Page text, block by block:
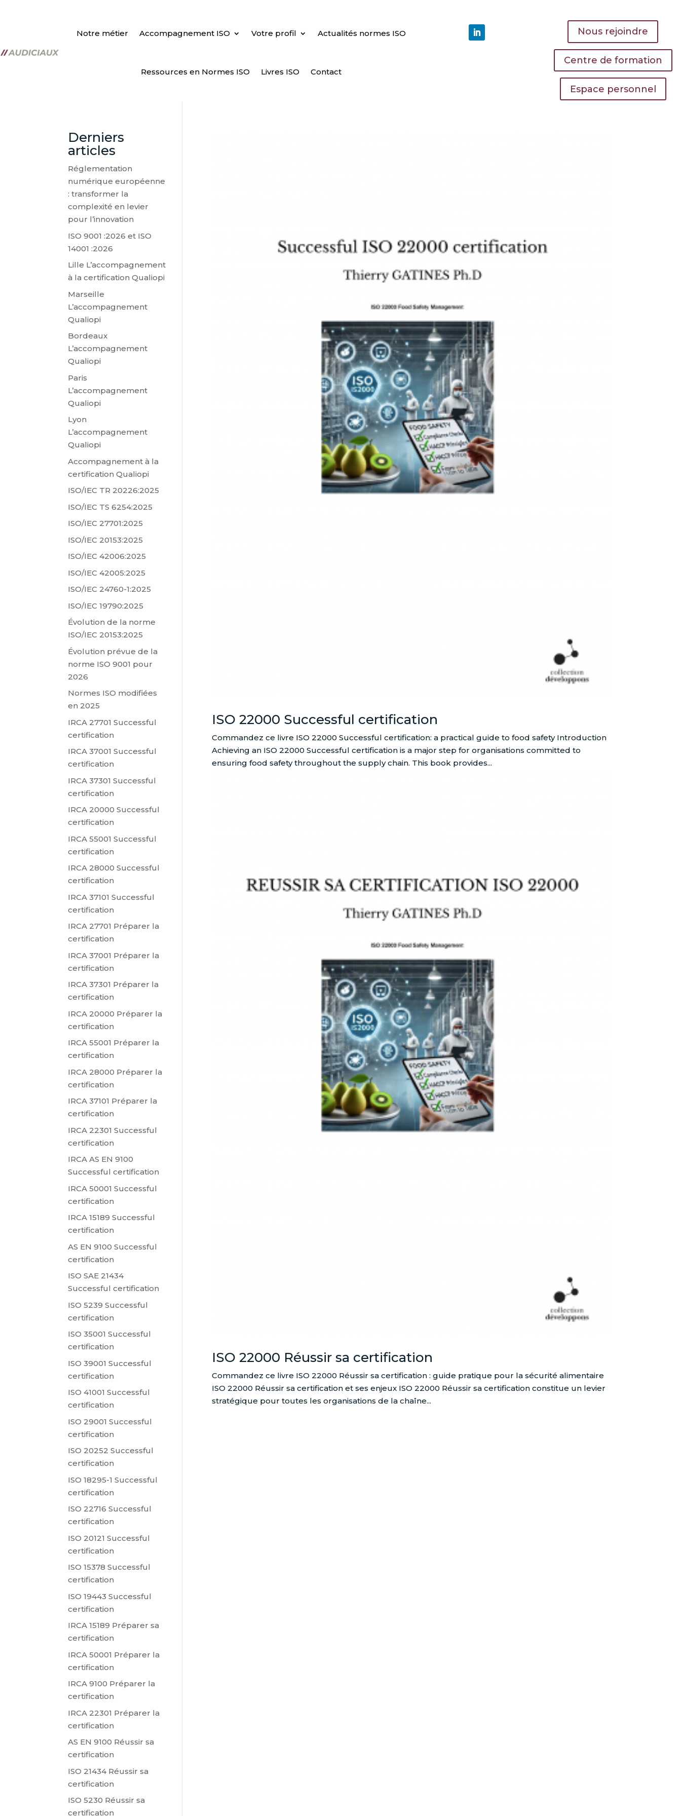
Notre métier Accompagnement ISO Votre profil Actualités normes ISO
Ressources en Normes ISO Livres ISO Contact
Nous rejoindre
Centre de formation
Espace personnel
ISO 22000 Successful certification
Commandez ce livre ISO 22000 Successful certification: a practical guide to food safety Introduction
Achieving an ISO 22000 Successful certification is a major step for organisations committed to
ensuring food safety throughout the supply chain. This book provides...
ISO 22000 Réussir sa certification
Commandez ce livre ISO 22000 Réussir sa certification : guide pratique pour la sécurité alimentaire
ISO 22000 Réussir sa certification et ses enjeux ISO 22000 Réussir sa certification constitue un levier
stratégique pour toutes les organisations de la chaîne...
Derniers
articles
Réglementation
numérique européenne
: transformer la
complexité en levier
pour l’innovation
ISO 9001 :2026 et ISO
14001 :2026
Lille L’accompagnement
à la certification Qualiopi
Marseille
L’accompagnement
Qualiopi
Bordeaux
L’accompagnement
Qualiopi
Paris
L’accompagnement
Qualiopi
Lyon
L’accompagnement
Qualiopi
Accompagnement à la
certification Qualiopi
ISO/IEC TR 20226:2025
ISO/IEC TS 6254:2025
ISO/IEC 27701:2025
ISO/IEC 20153:2025
ISO/IEC 42006:2025
ISO/IEC 42005:2025
ISO/IEC 24760-1:2025
ISO/IEC 19790:2025
Évolution de la norme
ISO/IEC 20153:2025
Évolution prévue de la
norme ISO 9001 pour
2026
Normes ISO modifiées
en 2025
IRCA 27701 Successful
certification
IRCA 37001 Successful
certification
IRCA 37301 Successful
certification
IRCA 20000 Successful
certification
IRCA 55001 Successful
certification
IRCA 28000 Successful
certification
IRCA 37101 Successful
certification
IRCA 27701 Préparer la
certification
IRCA 37001 Préparer la
certification
IRCA 37301 Préparer la
certification
IRCA 20000 Préparer la
certification
IRCA 55001 Préparer la
certification
IRCA 28000 Préparer la
certification
IRCA 37101 Préparer la
certification
IRCA 22301 Successful
certification
IRCA AS EN 9100
Successful certification
IRCA 50001 Successful
certification
IRCA 15189 Successful
certification
AS EN 9100 Successful
certification
ISO SAE 21434
Successful certification
ISO 5239 Successful
certification
ISO 35001 Successful
certification
ISO 39001 Successful
certification
ISO 41001 Successful
certification
ISO 29001 Successful
certification
ISO 20252 Successful
certification
ISO 18295-1 Successful
certification
ISO 22716 Successful
certification
ISO 20121 Successful
certification
ISO 15378 Successful
certification
ISO 19443 Successful
certification
IRCA 15189 Préparer sa
certification
IRCA 50001 Préparer la
certification
IRCA 9100 Préparer la
certification
IRCA 22301 Préparer la
certification
AS EN 9100 Réussir sa
certification
ISO 21434 Réussir sa
certification
ISO 5230 Réussir sa
certification